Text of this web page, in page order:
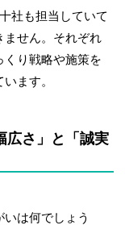
社も担当していて
ません。それぞれ
くり戦略や施策を
ます。
広さ」と「誠実
は何でしょう